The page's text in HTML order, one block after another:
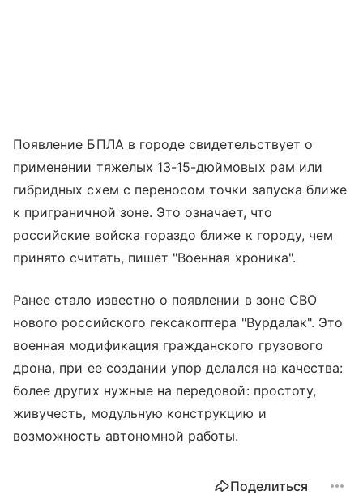
Появление БПЛА в городе свидетельствует о
применении тяжелых 13-15-дюймовых рам или
гибридных схем с переносом точки запуска ближе
к приграничной зоне. Это означает, что
российские войска гораздо ближе к городу, чем
принято считать, пишет "Военная хроника".
Ранее стало известно о появлении в зоне СВО
нового российского гексакоптера "Вурдалак". Это
военная модификация гражданского грузового
дрона, при ее создании упор делался на качества:
более других нужные на передовой: простоту,
живучесть, модульную конструкцию и
возможность автономной работы.
Поделиться